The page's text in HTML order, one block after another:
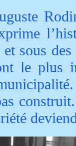
et sous
le plus